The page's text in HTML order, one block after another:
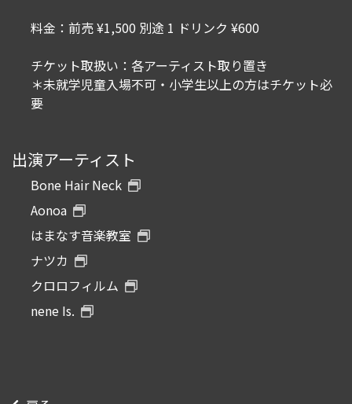
料金：前売 ¥1,500 別途 1 ドリンク ¥600
チケット取扱い：各アーティスト取り置き
＊未就学児童入場不可・小学生以上の方はチケット必
要
出演アーティスト
Bone Hair Neck
Aonoa
はまなす音楽教室
ナツカ
クロロフィルム
nene Is.